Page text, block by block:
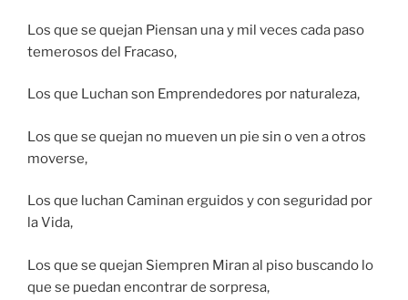
Los que se quejan Piensan una y mil veces cada paso
temerosos del Fracaso,
Los que Luchan son Emprendedores por naturaleza,
Los que se quejan no mueven un pie sin o ven a otros
moverse,
Los que luchan Caminan erguidos y con seguridad por
la Vida,
Los que se quejan Siempren Miran al piso buscando lo
que se puedan encontrar de sorpresa,